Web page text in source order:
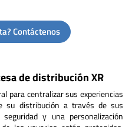
Contáctenos
de distribución XR
para centralizar sus experiencias
su distribución a través de sus
y una personalización